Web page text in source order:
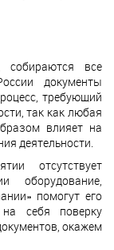
собираются все
документы
требующий
так как любая
влияет на
деятельности.
отсутствует
оборудование,
помогут его
себя поверку
окажем